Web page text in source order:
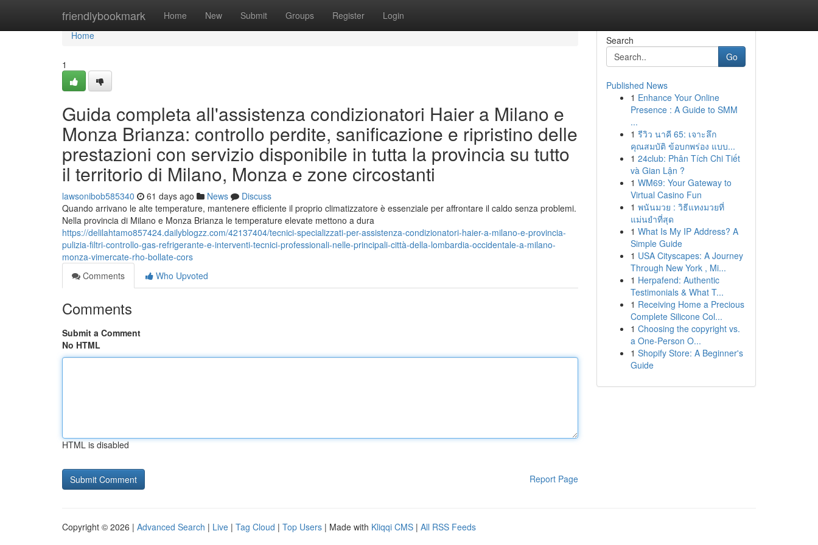
friendlybookmark Home New Submit Groups Register Login
Home
Home
1
Guida completa all'assistenza condizionatori Haier a Milano e
Monza Brianza: controllo perdite, sanificazione e ripristino delle
prestazioni con servizio disponibile in tutta la provincia su tutto
il territorio di Milano, Monza e zone circostanti
lawsonibob585340 61 days ago News
Discuss
Quando arrivano le alte temperature, mantenere efficiente il proprio climatizzatore è essenziale per affrontare il caldo senza problemi.
Nella provincia di Milano e Monza Brianza le temperature elevate mettono a dura
https://delilahtamo857424.dailyblogzz.com/42137404/tecnici-specializzati-per-assistenza-condizionatori-haier-a-milano-e-provincia-
pulizia-filtri-controllo-gas-refrigerante-e-interventi-tecnici-professionali-nelle-principali-città-della-lombardia-occidentale-a-milano-
monza-vimercate-rho-bollate-cors
Comments
Who Upvoted
Comments
Submit a Comment
No HTML
HTML is disabled
Report Page
Search
Go
Published News
1 Enhance Your Online
Presence : A Guide to SMM
...
1 รีวิว นาคี 65: เจาะลึก
คุณสมบัติ ข้อบกพร่อง แบบ...
1 24club: Phân Tích Chi Tiết
và Gian Lận ?
1 WM69: Your Gateway to
Virtual Casino Fun
1 พนันมวย : วิธีแทงมวยที่
แม่นยำที่สุด
1 What Is My IP Address? A
Simple Guide
1 USA Cityscapes: A Journey
Through New York , Mi...
1 Herpafend: Authentic
Testimonials & What T...
1 Receiving Home a Precious
Complete Silicone Col...
1 Choosing the copyright vs.
a One-Person O...
1 Shopify Store: A Beginner's
Guide
Copyright © 2026 | Advanced Search | Live | Tag Cloud | Top Users | Made with Kliqqi CMS | All RSS Feeds